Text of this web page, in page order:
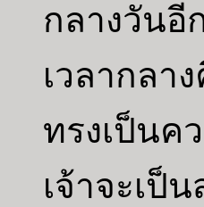
กลางวันอี
เวลากลา
ทรงเป็นค
เจ้าจะเป็